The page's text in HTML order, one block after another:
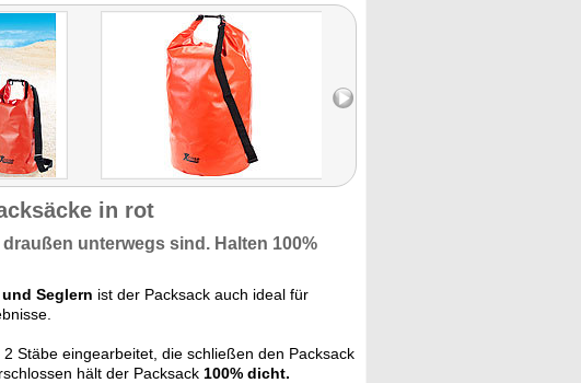
in rot
draußen unterwegs sind. Halten 100%
Seglern ist der Packsack auch ideal für
Stäbe eingearbeitet, die schließen den Packsack
hält der Packsack 100% dicht.